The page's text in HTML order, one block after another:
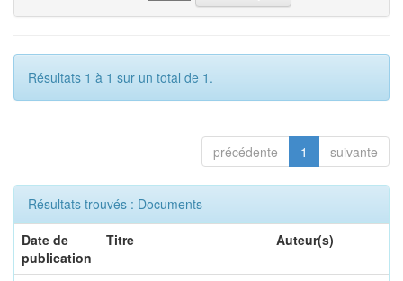
Résultats 1 à 1 sur un total de 1.
précédente 1 suivante
Résultats trouvés : Documents
Date de
publication
Titre Auteur(s)